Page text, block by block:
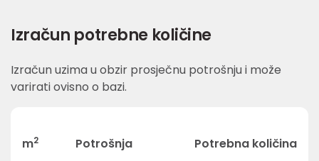
Izračun potrebne količine
Izračun uzima u obzir prosječnu potrošnju i može
varirati ovisno o bazi.
m2 Potrošnja Potrebna količina